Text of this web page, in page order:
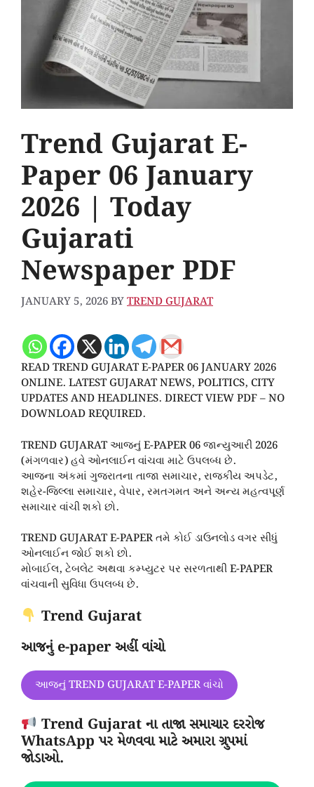
Trend Gujarat E-
Paper 06 January
2026 | Today
Gujarati
Newspaper PDF
JANUARY 5, 2026BYTREND GUJARAT
READ TREND GUJARAT E-PAPER 06 JANUARY 2026
ONLINE. LATEST GUJARAT NEWS, POLITICS, CITY
UPDATES AND HEADLINES. DIRECT VIEW PDF – NO
DOWNLOAD REQUIRED.
TREND GUJARAT આજનું E-PAPER 06 જાન્યુઆરી 2026
(મંગળવાર) હવે ઓનલાઈન વાંચવા માટે ઉપલબ્ધ છે.
આજના અંકમાં ગુજરાતના તાજા સમાચાર, રાજકીય અપડેટ,
શહેર-જિલ્લા સમાચાર, વેપાર, રમતગમત અને અન્ય મહત્વપૂર્ણ
સમાચાર વાંચી શકો છો.
TREND GUJARAT E-PAPER તમે કોઈ ડાઉનલોડ વગર સીધું
ઓનલાઈન જોઈ શકો છો.
મોબાઈલ, ટેબલેટ અથવા કમ્પ્યુટર પર સરળતાથી E-PAPER
વાંચવાની સુવિધા ઉપલબ્ધ છે.
Trend Gujarat
આજનું e-paper અહીં વાંચો
આજનું TREND GUJARAT E-PAPER વાંચો
Trend Gujarat ના તાજા સમાચાર દરરોજ
WhatsApp પર મેળવવા માટે અમારા ગ્રુપમાં
જોડાઓ.